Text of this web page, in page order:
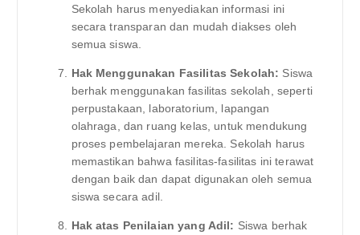
Sekolah harus menyediakan informasi ini
secara transparan dan mudah diakses oleh
semua siswa.
Hak Menggunakan Fasilitas Sekolah: Siswa
berhak menggunakan fasilitas sekolah, seperti
perpustakaan, laboratorium, lapangan
olahraga, dan ruang kelas, untuk mendukung
proses pembelajaran mereka. Sekolah harus
memastikan bahwa fasilitas-fasilitas ini terawat
dengan baik dan dapat digunakan oleh semua
siswa secara adil.
Hak atas Penilaian yang Adil: Siswa berhak